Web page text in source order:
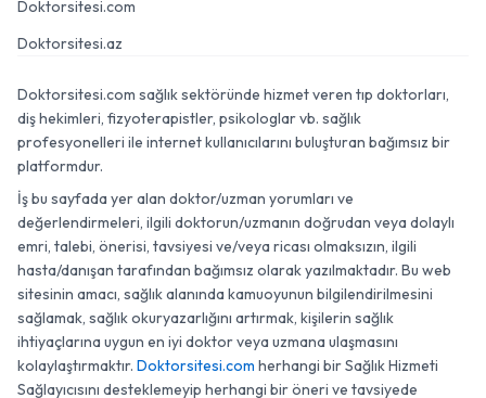
Doktorsitesi.com
Doktorsitesi.az
Doktorsitesi.com sağlık sektöründe hizmet veren tıp doktorları,
diş hekimleri, fizyoterapistler, psikologlar vb. sağlık
profesyonelleri ile internet kullanıcılarını buluşturan bağımsız bir
platformdur.
İş bu sayfada yer alan doktor/uzman yorumları ve
değerlendirmeleri, ilgili doktorun/uzmanın doğrudan veya dolaylı
emri, talebi, önerisi, tavsiyesi ve/veya ricası olmaksızın, ilgili
hasta/danışan tarafından bağımsız olarak yazılmaktadır. Bu web
sitesinin amacı, sağlık alanında kamuoyunun bilgilendirilmesini
sağlamak, sağlık okuryazarlığını artırmak, kişilerin sağlık
ihtiyaçlarına uygun en iyi doktor veya uzmana ulaşmasını
kolaylaştırmaktır. Doktorsitesi.com herhangi bir Sağlık Hizmeti
Sağlayıcısını desteklemeyip herhangi bir öneri ve tavsiyede